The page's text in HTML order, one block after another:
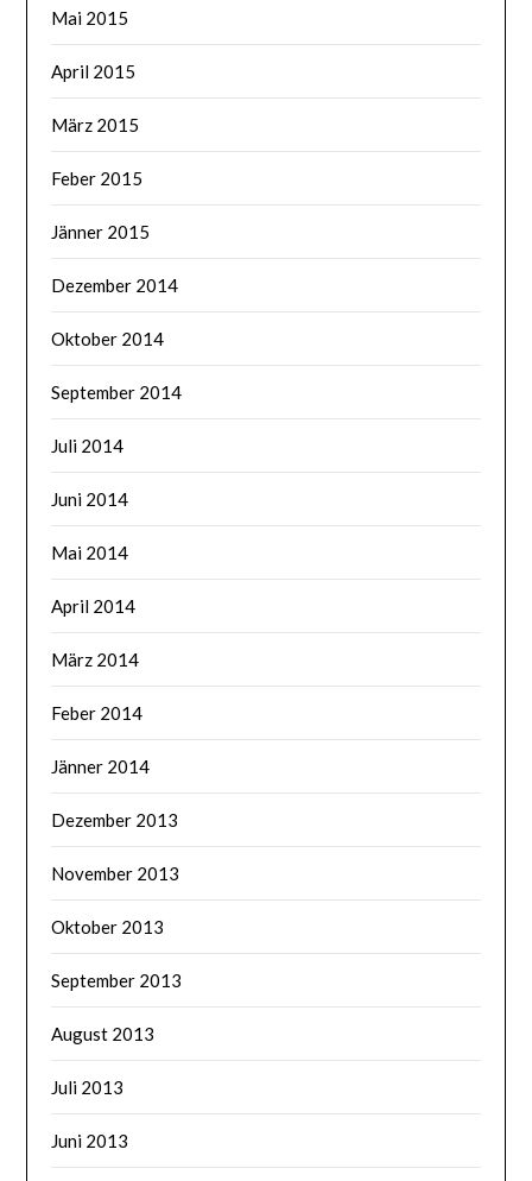
Mai 2015
April 2015
März 2015
Feber 2015
Jänner 2015
Dezember 2014
Oktober 2014
September 2014
Juli 2014
Juni 2014
Mai 2014
April 2014
März 2014
Feber 2014
Jänner 2014
Dezember 2013
November 2013
Oktober 2013
September 2013
August 2013
Juli 2013
Juni 2013